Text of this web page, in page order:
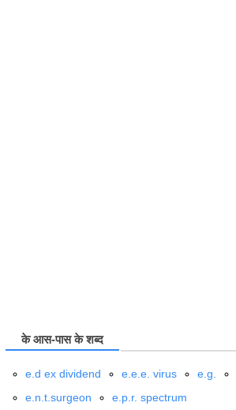
के आस-पास के शब्द
e.d ex dividend e.e.e. virus e.g.
e.n.t.surgeon
e.p.r. spectrum